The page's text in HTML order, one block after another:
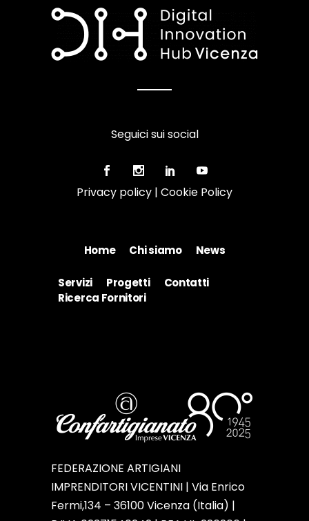
Home Chi siamo News
Seguici sui social
Privacy policy | Cookie Policy
Servizi Progetti
Contatti
Ricerca Fornitori
FEDERAZIONE ARTIGIANI
IMPRENDITORI VICENTINI | Via Enrico
Fermi,134 – 36100 Vicenza (Italia) |